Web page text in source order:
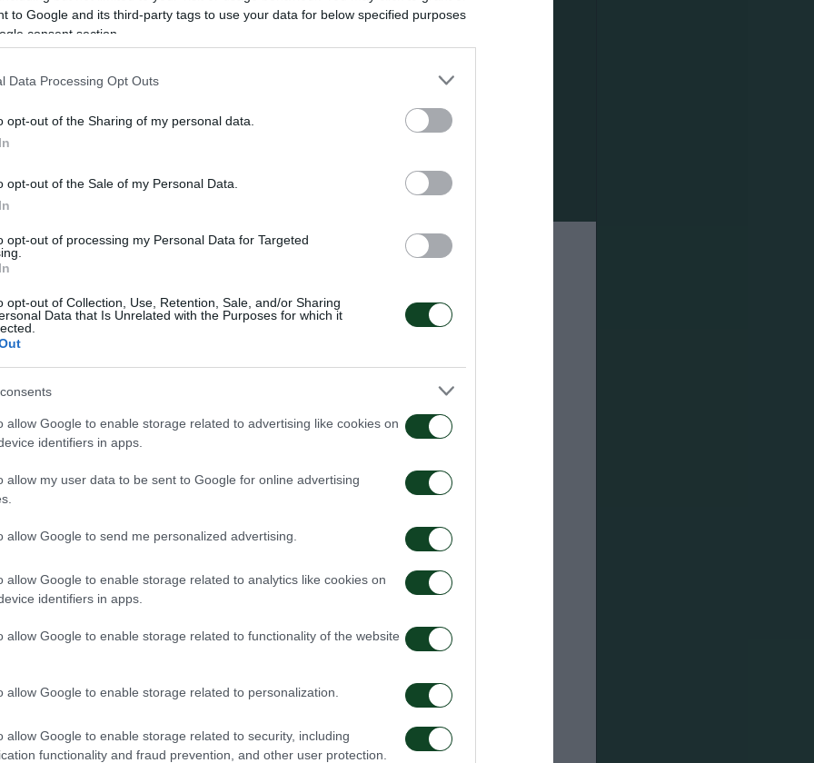
to Google and its third-party tags to use your data for below specified purposes
consent section.
Data Processing Opt Outs
opt-out of the Sharing of my personal data.
opt-out of the Sale of my Personal Data.
opt-out of processing my Personal Data for Targeted
opt-out of Collection, Use, Retention, Sale, and/or Sharing
Data that Is Unrelated with the Purposes for which it
allow Google to enable storage related to advertising like cookies on
identifiers in apps.
allow my user data to be sent to Google for online advertising
allow Google to send me personalized advertising.
allow Google to enable storage related to analytics like cookies on
identifiers in apps.
allow Google to enable storage related to functionality of the website
allow Google to enable storage related to personalization.
allow Google to enable storage related to security, including
functionality and fraud prevention, and other user protection.
άλλαξε όλη την ομάδα χρησιμοποιώντας έντεκα νέα
ο οποίος φόρεσε για πρώτη φορά τη φανέλα της
άργησαν να βρουν ρυθμό αλλά στο 63’ ο Μάγκνουσον έγραψε
με το αριστερό.
φορά που απείλησε όταν ο Ζντούνιτς βρήκε χώρο έξω
κοντρόλαρε την μπάλα και με ψηλοκρεμαστό βολέ διαμόρφωσε
σκοράρει μέσα απ’ την περιοχή αλλά ο αντίπαλος
για την Τρίτη (4/7, 19.00) με αντίπαλο τη
(46’ Κώτσιρας), Χουάνκαρ (46’ Μλαντένοβιτς),
Ρουμπέν (46’ Ζέκα, 80’ Τρουιγιέ), Κλεϊνχέισλερ (46’
Μαντσίνι), Βέρμπιτς (46’ Αϊτόρ, 80’ Καλοσκάμης), Ιωαννίδης
Κούρτοβιτς, Μάιτσεφ, Μάτιτς, Κόροσετς, Μπράουτ, Φλις,
έπαιξαν οι Βόντισεκ, Ραντούσα-Λάμπεχτ, Ράλισον, Σιμ,
Κρίστιαν, Ζντούνιτς.